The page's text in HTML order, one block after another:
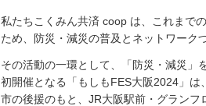
私たちこくみん共済 coop は、これまで
ため、防災・減災の普及とネットワーク
その活動の一環として、「防災・減災」
初開催となる「もしもFES大阪2024」
市の後援のもと、JR大阪駅前・グランフ